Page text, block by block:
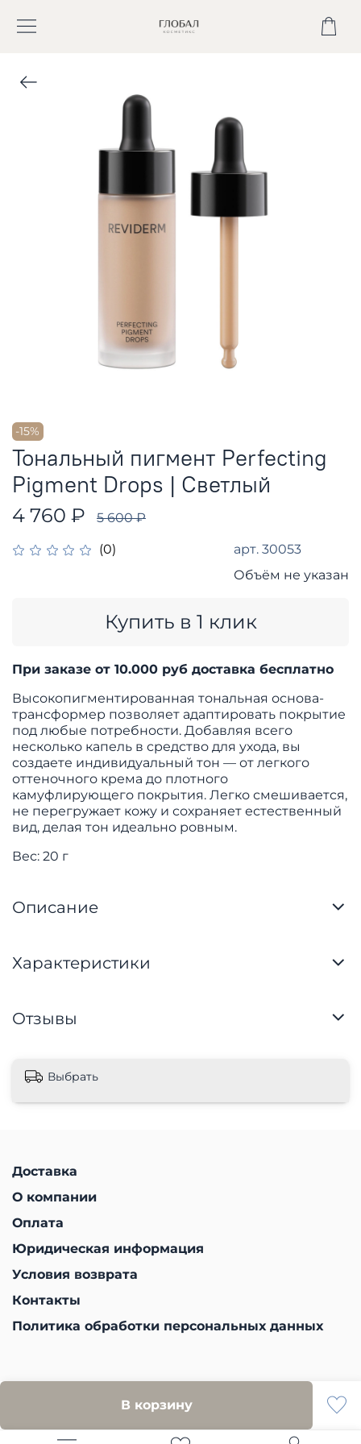
-15%
(0) арт. 30053
Объём не указан
Тональный пигмент Perfecting
Pigment Drops | Светлый
4 760 ₽ 5 600 ₽
В корзину
Купить в 1 клик
При заказе от 10.000 руб доставка бесплатно
Высокопигментированная тональная основа-
трансформер позволяет адаптировать покрытие
под любые потребности. Добавляя всего
несколько капель в средство для ухода, вы
создаете индивидуальный тон — от легкого
оттеночного крема до плотного
камуфлирующего покрытия. Легко смешивается,
не перегружает кожу и сохраняет естественный
вид, делая тон идеально ровным.
Вес: 20 г
Описание
Характеристики
Отзывы
Выбрать
Доставка
О компании
Оплата
Юридическая информация
Условия возврата
Контакты
Политика обработки персональных данных